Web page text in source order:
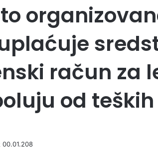
račun za
od